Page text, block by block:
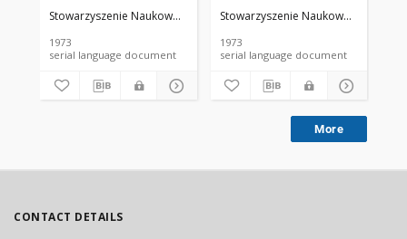
Stowarzyszenie Naukowo-Techniczne Inżynierów i Techników
1973
serial language document
Stowarzyszenie Naukowo-
1973
serial language document
More
CONTACT DETAILS